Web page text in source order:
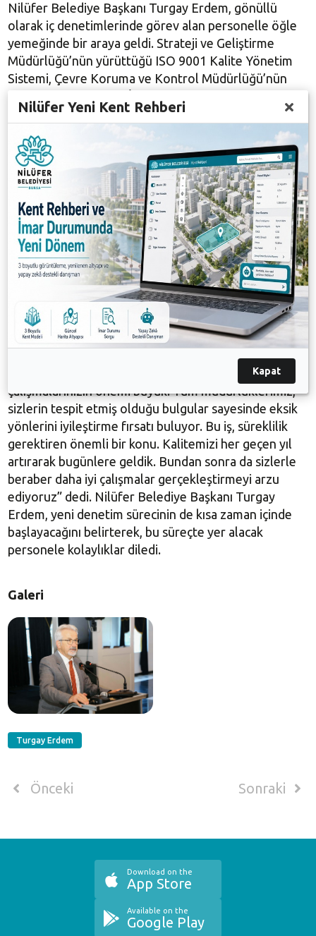
Nilüfer Belediye Başkanı Turgay Erdem, gönüllü
olarak iç denetimlerinde görev alan personelle öğle
yemeğinde bir araya geldi. Strateji ve Geliştirme
Müdürlüğü’nün yürüttüğü ISO 9001 Kalite Yönetim
Sistemi, Çevre Koruma ve Kontrol Müdürlüğü’nün
Çevre, 50001 Enerji Yönetim Sistemleri, Basın Yayın
ve Halkla İlişkiler Müdürlüğü’nün yürüttüğü 10002
Vatandaş Memnuniyeti ve Şikayet Yönetimi ile Bilgi
İşlem Müdürlüğü’nün yürüttüğü ISO 27001 Bilgi
Güvenliği Yönetim Sistemi’nde yapılan denetimlerde
görev alan çalışanlara teşekkür eden Başkan Turgay
Erdem, “Mevcut işlerinizin yanında bir de denetim
çalışmalarında yer alıyorsunuz. Sizlerin özverili
çalışmaları sayesinde Türkiye’de örnek bir belediye
olduk” diye konuştu.
Yönetim sistemleri ile kurumun kalitesini daha üst
seviyelere çıkardıklarını dile getiren Başkan Turgay
Erdem, yapılan denetimler sayesinde de yönetim
sistemlerini başarılı bir şekilde uyguladıklarını söyledi.
Başkan Turgay Erdem, “Bu noktada sizlerin özverili
çalışmalarınızın önemi büyük. Tüm müdürlüklerimiz,
sizlerin tespit etmiş olduğu bulgular sayesinde eksik
yönlerini iyileştirme fırsatı buluyor. Bu iş, süreklilik
gerektiren önemli bir konu. Kalitemizi her geçen yıl
artırarak bugünlere geldik. Bundan sonra da sizlerle
beraber daha iyi çalışmalar gerçekleştirmeyi arzu
ediyoruz” dedi. Nilüfer Belediye Başkanı Turgay
Erdem, yeni denetim sürecinin de kısa zaman içinde
başlayacağını belirterek, bu süreçte yer alacak
personele kolaylıklar diledi.
Galeri
Turgay Erdem
Önceki Sonraki
Download on the
App Store
Available on the
Google Play
Nilüfer Yeni Kent Rehberi
Kapat